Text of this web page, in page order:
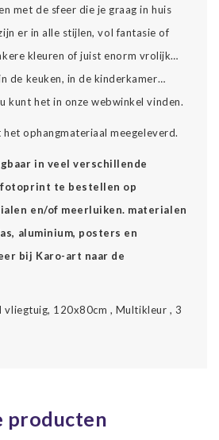
met de sfeer die je graag in huis
er in alle stijlen, vol fantasie of
kleuren of juist enorm vrolijk…
de keuken, in de kinderkamer…
kunt het in onze webwinkel vinden.
ophangmateriaal meegeleverd.
in veel verschillende
fotoprint te bestellen op
en/of meerluiken. materialen
aluminium, posters en
bij Karo-art naar de
vliegtuig, 120x80cm , Multikleur , 3
producten